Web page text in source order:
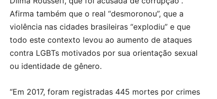
Afirma também que o real “desmoronou”, que a
violência nas cidades brasileiras “explodiu” e que
todo este contexto levou ao aumento de ataques
contra LGBTs motivados por sua orientação sexual
ou identidade de gênero.
“Em 2017, foram registradas 445 mortes por crimes